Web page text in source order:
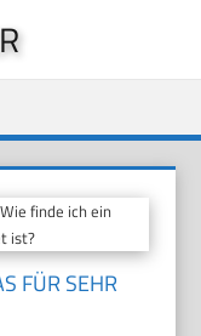
finde ich ein
ist?
FÜR SEHR